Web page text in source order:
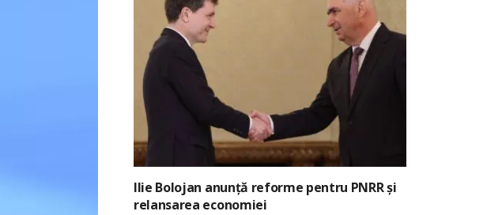
Ilie Bolojan anunță reforme pentru PNRR și
relansarea economiei